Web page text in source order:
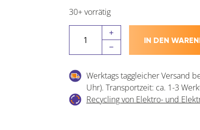
30+ vorrätig
Antirutsch
Einlegematte
Tex
LEGRABOX
IN DEN
Werktags taggleicher Versand
Uhr). Transportzeit: ca. 1-3
Recycling von Elektro- und